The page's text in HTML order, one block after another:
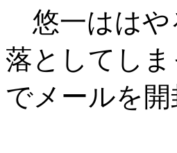
悠一ははや
落としてし
でメールを